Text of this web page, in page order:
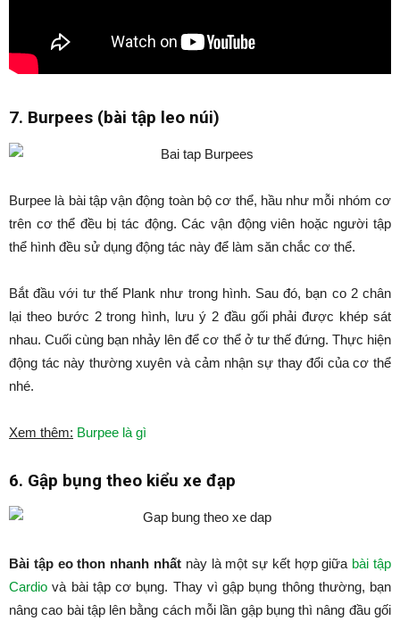
7. Burpees (bài tập leo núi)
Burpee là bài tập vận động toàn bộ cơ thể, hầu như mỗi nhóm cơ
trên cơ thể đều bị tác động. Các vận động viên hoặc người tập
thể hình đều sử dụng động tác này để làm săn chắc cơ thể.
Bắt đầu với tư thế Plank như trong hình. Sau đó, bạn co 2 chân
lại theo bước 2 trong hình, lưu ý 2 đầu gối phải được khép sát
nhau. Cuối cùng bạn nhảy lên để cơ thể ở tư thế đứng. Thực hiện
động tác này thường xuyên và cảm nhận sự thay đổi của cơ thể
nhé.
Xem thêm: Burpee là gì
6. Gập bụng theo kiểu xe đạp
Bài tập eo thon nhanh nhấtnày là một sự kết hợp giữa bài tập
Cardio và bài tập cơ bụng. Thay vì gập bụng thông thường, bạn
nâng cao bài tập lên bằng cách mỗi lần gập bụng thì nâng đầu gối